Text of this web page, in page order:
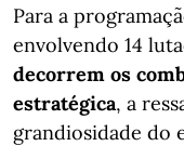
Para a
envolvendo 14
decorrem os
estratégica, a
grandiosidade do